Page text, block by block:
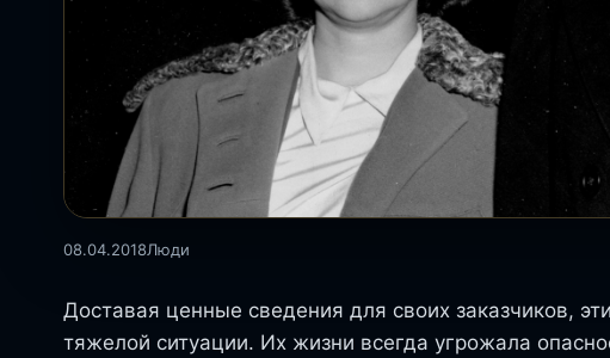
08.04.2018Люди
Доставая ценные сведения для своих заказчиков,
тяжелой ситуации. Их жизни всегда угрожала